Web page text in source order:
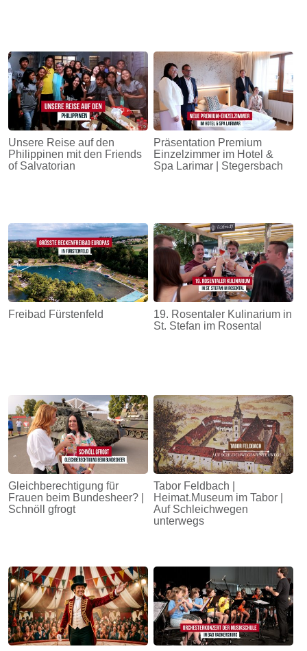
Unsere Reise auf den
Philippinen mit den Friends
of Salvatorian
Präsentation Premium
Einzelzimmer im Hotel &
Spa Larimar | Stegersbach
Freibad Fürstenfeld
19. Rosentaler Kulinarium in
St. Stefan im Rosental
Gleichberechtigung für
Frauen beim Bundesheer? |
Schnöll gfrogt
Tabor Feldbach |
Heimat.Museum im Tabor |
Auf Schleichwegen
unterwegs